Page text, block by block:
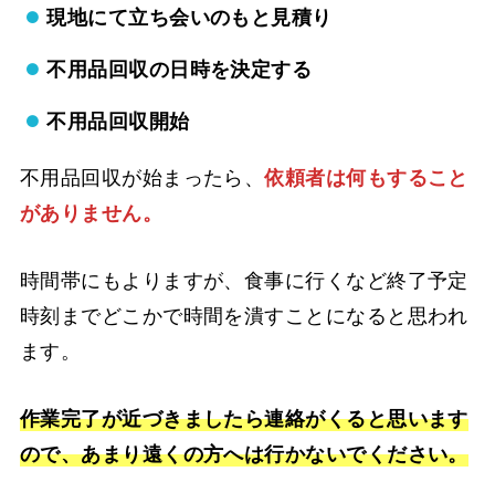
現地にて立ち会いのもと見積り
不用品回収の日時を決定する
不用品回収開始
不用品回収が始まったら、依頼者は何もすること
がありません。
時間帯にもよりますが、食事に行くなど終了予定
時刻までどこかで時間を潰すことになると思われ
ます。
作業完了が近づきましたら連絡がくると思います
ので、あまり遠くの方へは行かないでください。